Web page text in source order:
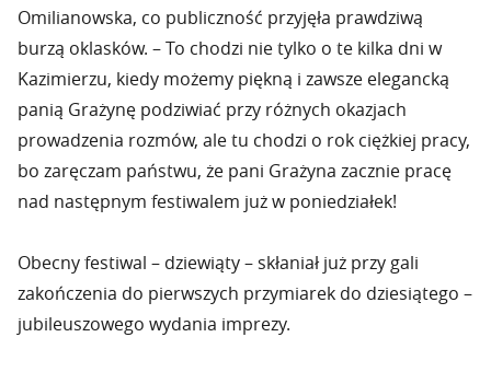
Omilianowska, co publiczność przyjęła prawdziwą
burzą oklasków. – To chodzi nie tylko o te kilka dni w
Kazimierzu, kiedy możemy piękną i zawsze elegancką
panią Grażynę podziwiać przy różnych okazjach
prowadzenia rozmów, ale tu chodzi o rok ciężkiej pracy,
bo zaręczam państwu, że pani Grażyna zacznie pracę
nad następnym festiwalem już w poniedziałek!
Obecny festiwal – dziewiąty – skłaniał już przy gali
zakończenia do pierwszych przymiarek do dziesiątego –
jubileuszowego wydania imprezy.